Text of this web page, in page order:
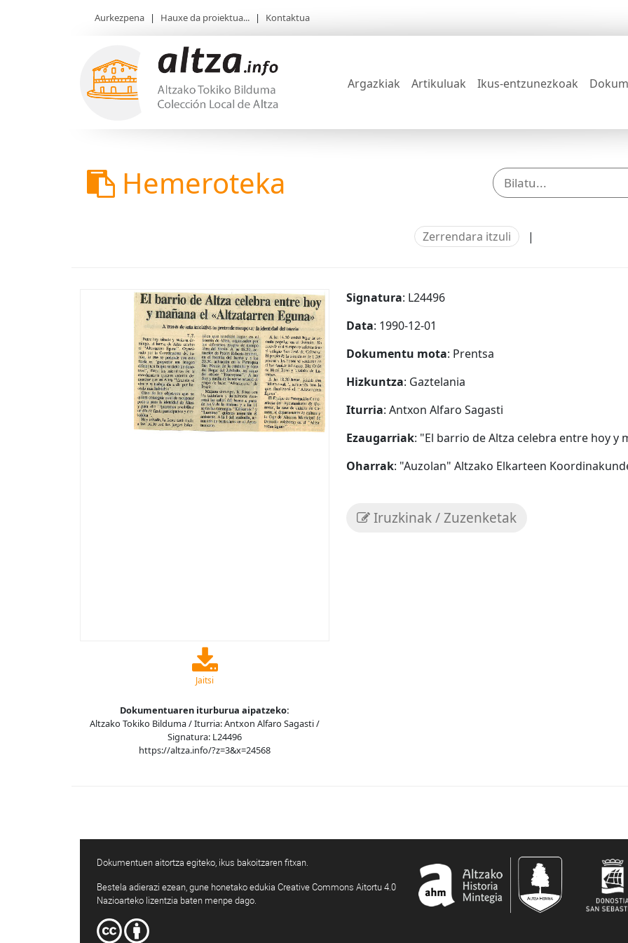
Aurkezpena | Hauxe da proiektua... | Kontaktua
Argazkiak Artikuluak Ikus-entzunezkoak
Hemeroteka
Zerrendara itzuli |
Jaitsi
Dokumentuaren iturburua aipatzeko:
Altzako Tokiko Bilduma / Iturria: Antxon Alfaro Sagasti /
Signatura: L24496
https://altza.info/?z=3&x=24568
Signatura: L24496
Data: 1990-12-01
Dokumentu mota: Prentsa
Hizkuntza: Gaztelania
Iturria: Antxon Alfaro Sagasti
Ezaugarriak: "El barrio de Altza celebra entre hoy y
Oharrak: "Auzolan" Altzako Elkarteen
Iruzkinak / Zuzenketak
Dokumentuen aitortza egiteko, ikus bakoitzaren fitxan.
Bestela adierazi ezean, gune honetako edukia Creative Commons Aitortu 4.0
Nazioarteko lizentzia baten menpe dago.